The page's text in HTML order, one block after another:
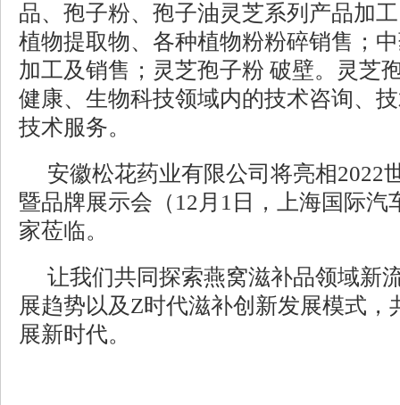
品、孢子粉、孢子油灵芝系列产品加
植物提取物、各种植物粉粉碎销售；
加工及销售；灵芝孢子粉 破壁。灵芝
健康、生物科技领域内的技术咨询、
技术服务。
安徽松花药业有限公司 将亮相2022
暨品牌展示会 （ 12月1日，
上海国际
家莅临。
让我们共同探索燕窝滋补品领域新
展趋势以及 Z时代滋补创新发展模式，
展新时代。